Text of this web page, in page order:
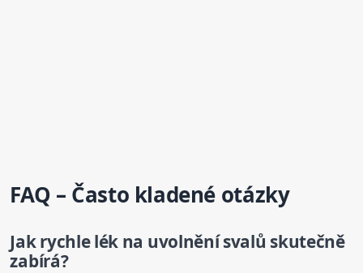
FAQ – Často kladené otázky
Jak rychlelék na uvolnění svalů skutečně
zabírá?